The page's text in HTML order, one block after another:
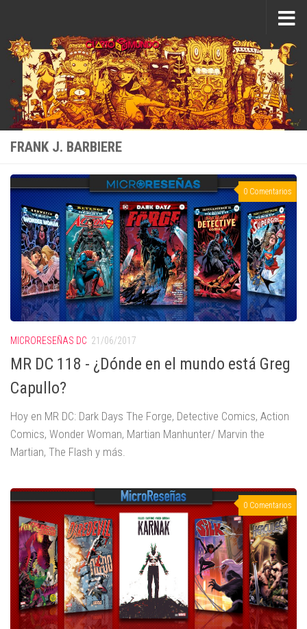
FRANK J. BARBIERE
0 Comentarios
MICRORESEÑAS DC 21/06/2017
MR DC 118 - ¿Dónde en el mundo está Greg
Capullo?
Hoy en MR DC: Dark Days The Forge, Detective Comics, Action
Comics, Wonder Woman, Martian Manhunter/ Marvin the
Martian, The Flash y más.
0 Comentarios